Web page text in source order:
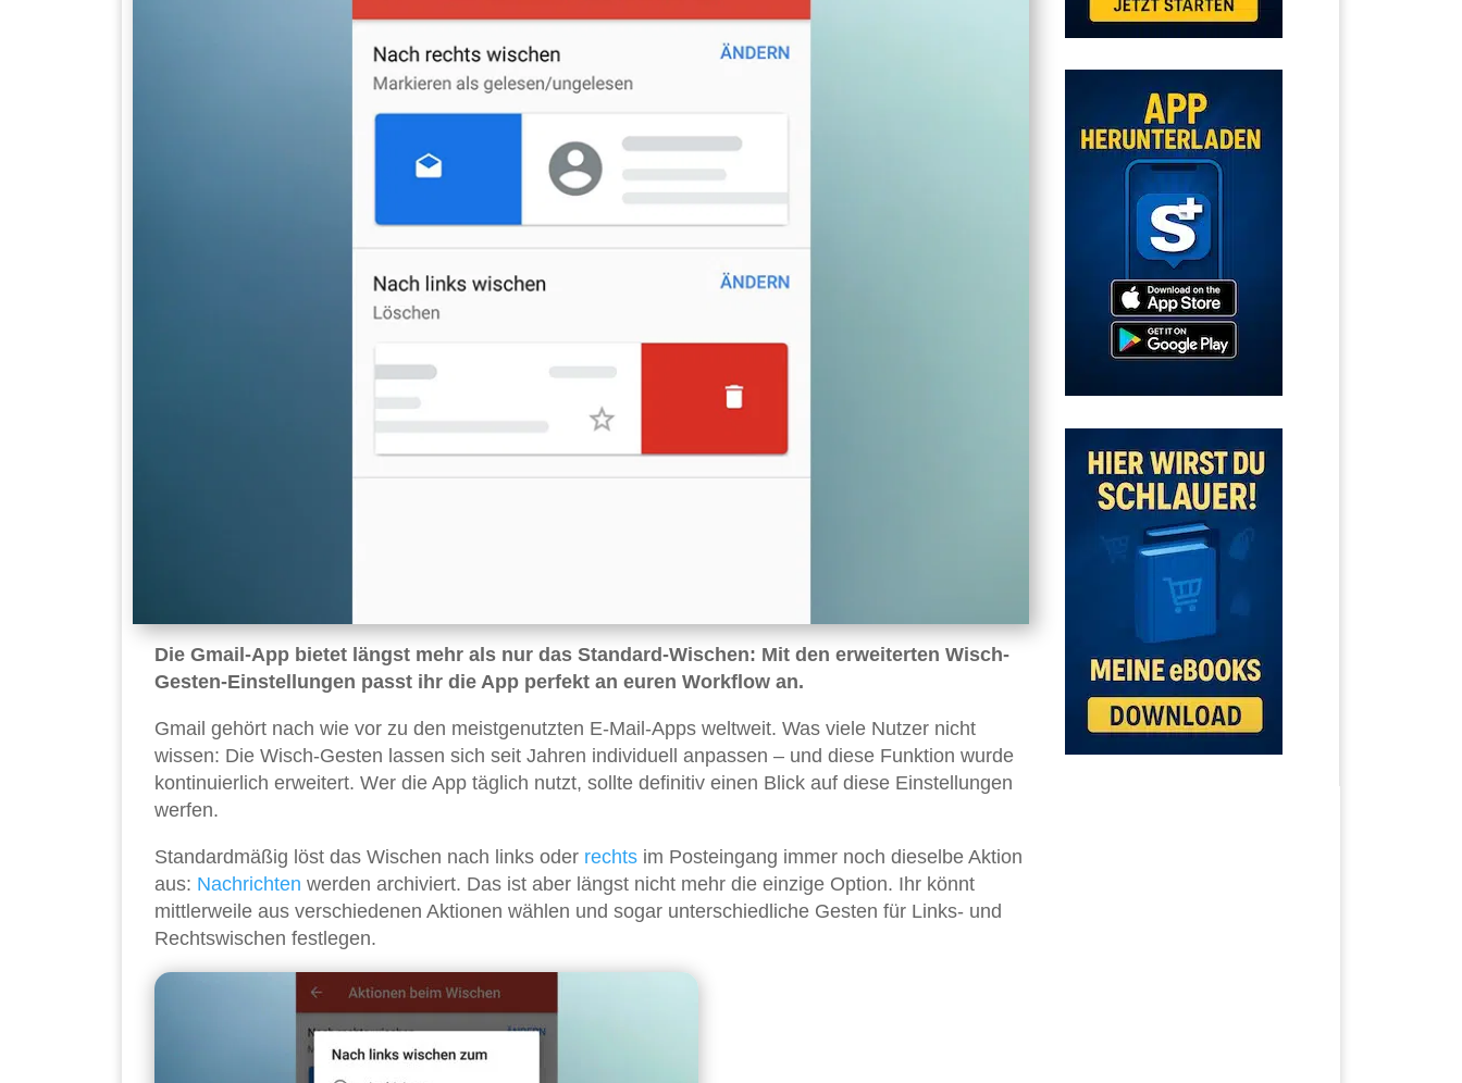
Die Gmail-App bietet längst mehr als nur das Standard-Wischen: Mit den erweiterten Wisch-
Gesten-Einstellungen passt ihr die App perfekt an euren Workflow an.
Gmail gehört nach wie vor zu den meistgenutzten E-Mail-Apps weltweit. Was viele Nutzer nicht
wissen: Die Wisch-Gesten lassen sich seit Jahren individuell anpassen – und diese Funktion wurde
kontinuierlich erweitert. Wer die App täglich nutzt, sollte definitiv einen Blick auf diese Einstellungen
werfen.
Standardmäßig löst das Wischen nach links oder rechts im Posteingang immer noch dieselbe Aktion
aus: Nachrichten werden archiviert. Das ist aber längst nicht mehr die einzige Option. Ihr könnt
mittlerweile aus verschiedenen Aktionen wählen und sogar unterschiedliche Gesten für Links- und
Rechtswischen festlegen.